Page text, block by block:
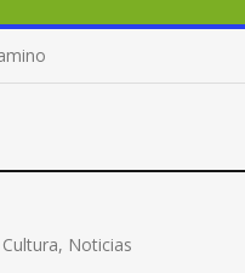
Cultura, Noticias